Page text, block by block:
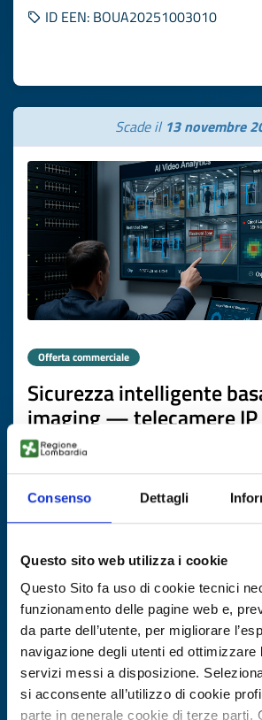
Consenso Dettagli
Questo sito web utilizza i cookie
Questo Sito fa uso di cookie tecnici
funzionamento delle pagine web e,
da parte dell’utente, per migliorare
navigazione degli utenti ed ottimizzare
servizi messi a disposizione.
si acconsente all’utilizzo di cookie
parte in generale cookie di terze parti.
ID EEN: BOUA20251003010
Scade il 13 novembre
Offerta commerciale
Sicurezza intelligente
imaging — telecamere
VMS
ID EEN: BOTW20251020014
Scade il20 marzo